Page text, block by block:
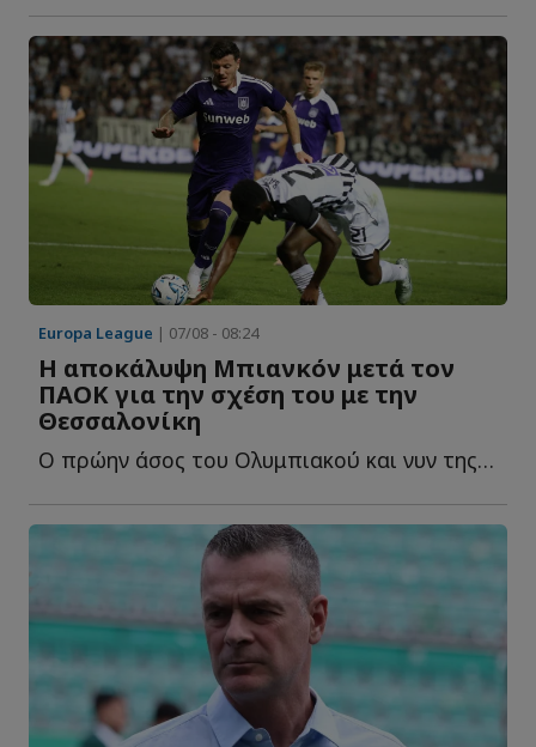
Europa League | 07/08 - 08:24
Η αποκάλυψη Μπιανκόν μετά τον
ΠΑΟΚ για την σχέση του με την
Θεσσαλονίκη
Ο πρώην άσος του Ολυμπιακού και νυν της Άντερλεχτ, αποθέωσε τ...